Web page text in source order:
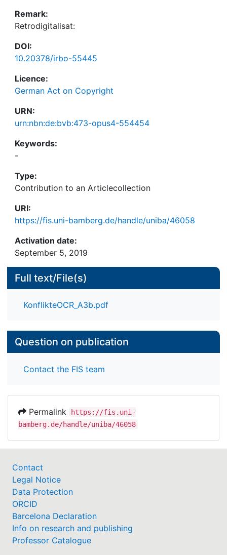
Remark:
Retrodigitalisat:
DOI:
10.20378/irbo-55445
Licence:
German Act on Copyright
URN:
urn:nbn:de:bvb:473-opus4-554454
Keywords:
-
Type:
Contribution to an Articlecollection
URI:
https://fis.uni-bamberg.de/handle/uniba/46058
Activation date:
September 5, 2019
Full text/File(s)
KonflikteOCR_A3b.pdf
Question on publication
Contact the FIS team
Permalink
https://fis.uni-
bamberg.de/handle/uniba/46058
Contact
Legal Notice
Data Protection
ORCID
Barcelona Declaration
Info on research and publishing
Professor Catalogue